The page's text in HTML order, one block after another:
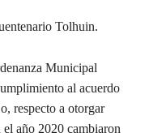
Tolhuin.
Municipal
al acuerdo
respecto a otorgar
el año 2020 cambiaron